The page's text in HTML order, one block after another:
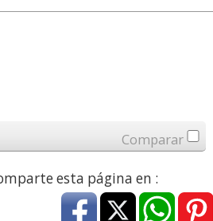
Comparar
esta página en :